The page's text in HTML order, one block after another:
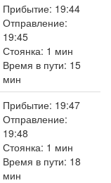
Прибытие: 19:44
Отправление:
19:45
Стоянка: 1 мин
Время в пути: 15
мин
Прибытие: 19:47
Отправление:
19:48
Стоянка: 1 мин
Время в пути: 18
мин